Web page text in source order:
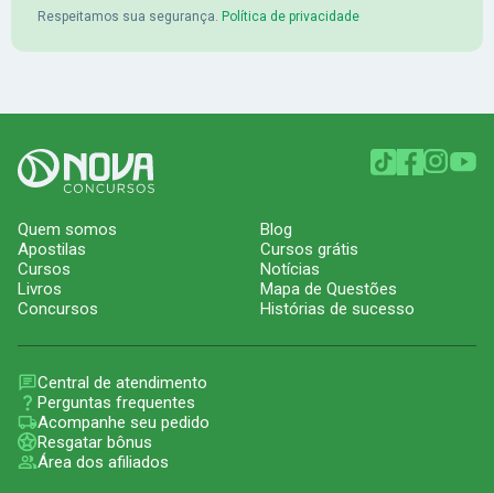
Respeitamos sua segurança. Política de privacidade
Quem somos
Apostilas
Cursos
Livros
Concursos
Blog
Cursos grátis
Notícias
Mapa de Questões
Histórias de sucesso
Central de atendimento
Perguntas frequentes
Acompanhe seu pedido
Resgatar bônus
Área dos afiliados